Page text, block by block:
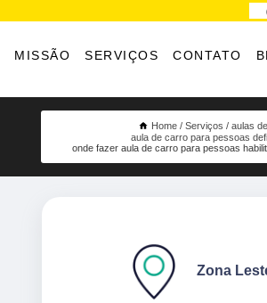
MISSÃO SERVIÇOS CONTATO
Home Serviços
aulas
aula de carro para pessoas
onde fazer aula de carro para pessoas
Zona